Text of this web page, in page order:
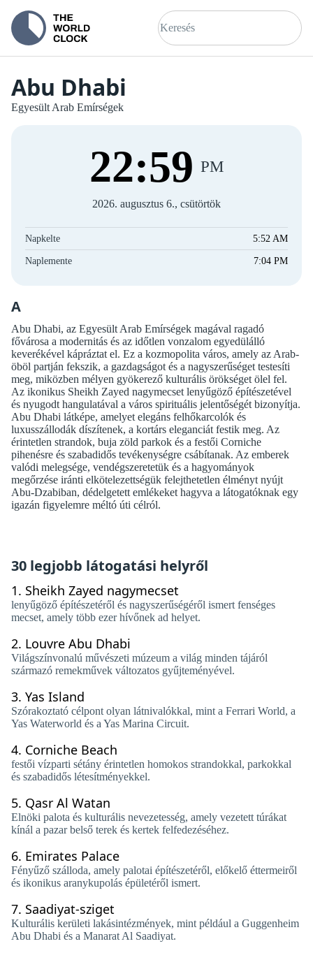
Abu Dhabi
Egyesült Arab Emírségek
23:00 PM
2026. augusztus 6., csütörtök
Napkelte 5:52 AM
Naplemente 7:04 PM
A
Abu Dhabi, az Egyesült Arab Emírségek magával ragadó
fővárosa a modernitás és az időtlen vonzalom egyedülálló
keverékével kápráztat el. Ez a kozmopolita város, amely az Arab-
öböl partján fekszik, a gazdagságot és a nagyszerűséget testesíti
meg, miközben mélyen gyökerező kulturális örökséget ölel fel.
Az ikonikus Sheikh Zayed nagymecset lenyűgöző építészetével
és nyugodt hangulatával a város spirituális jelentőségét bizonyítja.
Abu Dhabi látképe, amelyet elegáns felhőkarcolók és
luxusszállodák díszítenek, a kortárs eleganciát festik meg. Az
érintetlen strandok, buja zöld parkok és a festői Corniche
pihenésre és szabadidős tevékenységre csábítanak. Az emberek
valódi melegsége, vendégszeretetük és a hagyományok
megőrzése iránti elkötelezettségük felejthetetlen élményt nyújt
Abu-Dzabiban, dédelgetett emlékeket hagyva a látogatóknak egy
igazán figyelemre méltó úti célról.
30 legjobb látogatási helyről
1. Sheikh Zayed nagymecset
lenyűgöző építészetéről és nagyszerűségéről ismert fenséges
mecset, amely több ezer hívőnek ad helyet.
2. Louvre Abu Dhabi
Világszínvonalú művészeti múzeum a világ minden tájáról
származó remekművek változatos gyűjteményével.
3. Yas Island
Szórakoztató célpont olyan látnivalókkal, mint a Ferrari World, a
Yas Waterworld és a Yas Marina Circuit.
4. Corniche Beach
festői vízparti sétány érintetlen homokos strandokkal, parkokkal
és szabadidős létesítményekkel.
5. Qasr Al Watan
Elnöki palota és kulturális nevezetesség, amely vezetett túrákat
kínál a pazar belső terek és kertek felfedezéséhez.
6. Emirates Palace
Fényűző szálloda, amely palotai építészetéről, előkelő éttermeiről
és ikonikus aranykupolás épületéről ismert.
7. Saadiyat-sziget
Kulturális kerületi lakásintézmények, mint például a Guggenheim
Abu Dhabi és a Manarat Al Saadiyat.